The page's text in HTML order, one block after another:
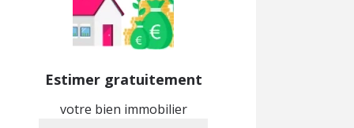
Estimer gratuitement
votre bien immobilier